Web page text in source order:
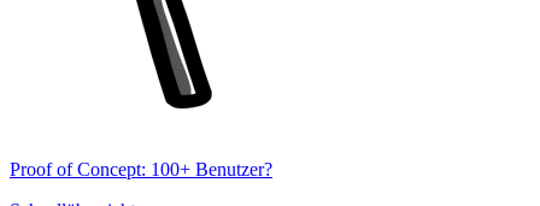
Proof of Concept: 100+ Benutzer?